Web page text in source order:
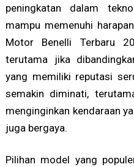
peningkatan dalam
mampu memenuhi
Motor Benelli Terbaru
terutama jika
yang memiliki reputasi
semakin diminati,
menginginkan kendaraan
juga bergaya.
Pilihan model yang